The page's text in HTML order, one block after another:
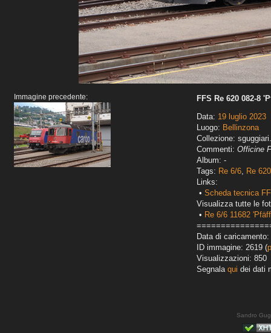
Immagine precedente:
FFS Re 620 082-8
Data: 19 luglio 2023
Luogo: Bellinzona
Collezione:
Commenti: Officine
Album: -
Tags: Re 6/6, Re 620
Links:
• Scheda tecnica
Visualizza tutte le
• Re 6/6 11682
Data di
ID immagine: 2619 (
Visualizzazioni: 850
Segnala qui dei dati
Sandro